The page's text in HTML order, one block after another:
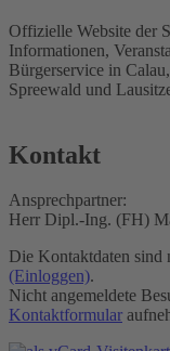
Offizielle Website der
Informationen,
Bürgerservice in
Spreewald und
Kontakt
Ansprechpartner:
Herr Dipl.-Ing. (FH)
Die Kontaktdaten sind
(Einloggen).
Nicht angemeldete
Kontaktformular